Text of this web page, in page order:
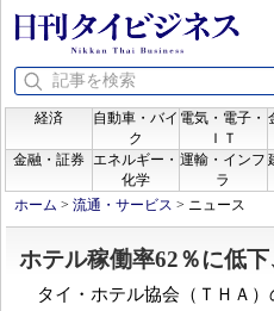
経済
自動車・バイ
ク
電気・電子・
ＩＴ
金融・証券
エネルギー・
化学
運輸・インフ
ラ
ホーム > 流通・サービス > ニュース
ホテル稼働率62％に低
タイ・ホテル協会（ＴＨＡ）